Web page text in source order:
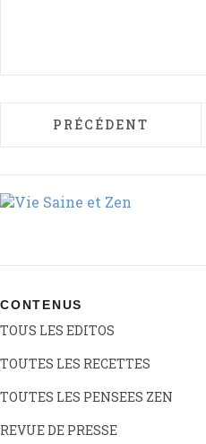
ARTICLE
PRÉCÉDENT
CONTENUS
TOUS LES EDITOS
TOUTES LES RECETTES
TOUTES LES PENSEES ZEN
REVUE DE PRESSE